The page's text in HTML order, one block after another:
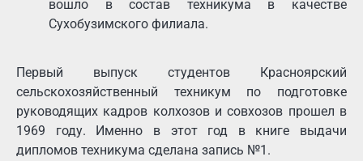
вошло в состав техникума в качестве
Сухобузимского филиала.
Первый выпуск студентов Красноярский
сельскохозяйственный техникум по подготовке
руководящих кадров колхозов и совхозов прошел в
1969 году. Именно в этот год в книге выдачи
дипломов техникума сделана запись №1.